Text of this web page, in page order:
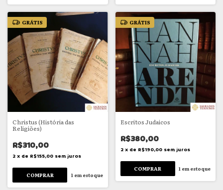
GRÁTIS
Christus (História das
Religiões)
R$310,00
2 x de R$155,00 sem juros
1em estoque
GRÁTIS
Escritos Judaicos
R$380,00
2 x de R$190,00 sem juros
1 em estoque